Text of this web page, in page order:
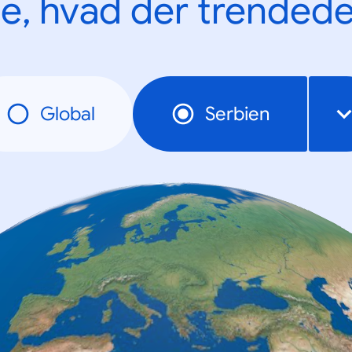
hvad der
Global Serbien